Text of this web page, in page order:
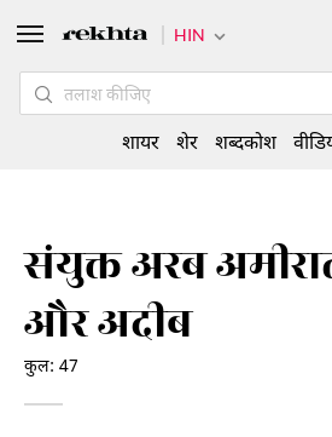
संयुक्त अरब
और अदीब
कुल: 47
HIN
शायर शेर शब्दकोश